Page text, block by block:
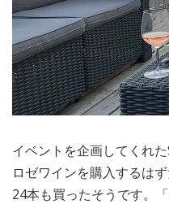
イベントを企画してくれ
ロゼワインを購入するは
24本も買ったそうです。